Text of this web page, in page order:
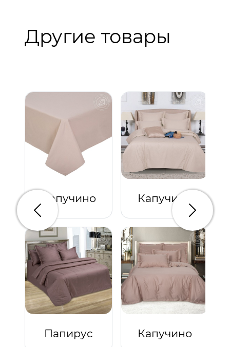
Другие товары
Капучино Капучино
Папирус Капучино
Предыдущий